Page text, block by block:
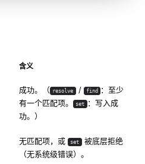
含义
成功。（ resolve / find
：至少
有一个匹配项。
set ：写入成
功。）
无匹配项，或 set 被底层拒绝
（无系统级错误）。